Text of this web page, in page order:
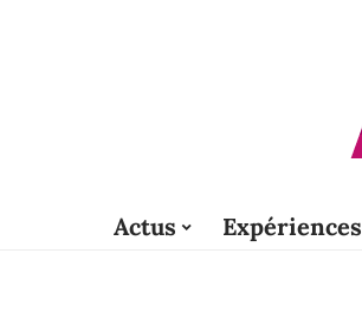
Actus Expériences